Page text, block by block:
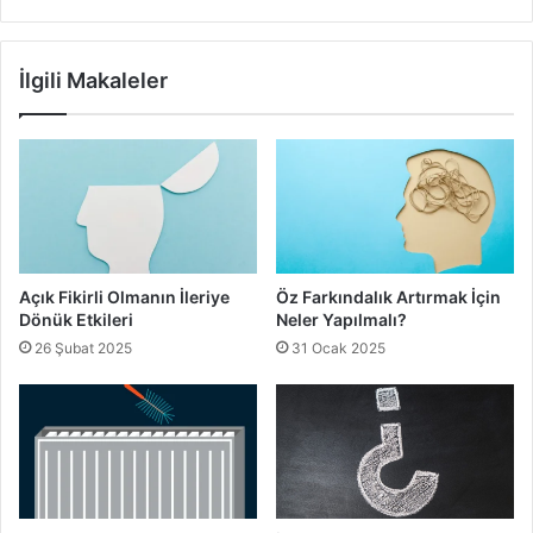
sebzeler dolapta saklanırken
İlgili Makaleler
Açık Fikirli Olmanın İleriye
Dönük Etkileri
26 Şubat 2025
Öz Farkındalık Artırmak İçin
Neler Yapılmalı?
31 Ocak 2025